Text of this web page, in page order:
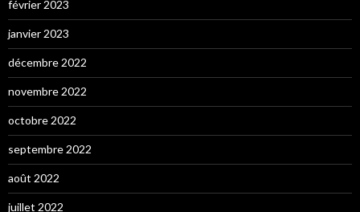
février 2023
janvier 2023
décembre 2022
novembre 2022
octobre 2022
septembre 2022
août 2022
juillet 2022